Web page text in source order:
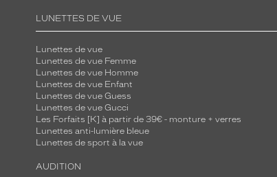
LUNETTES DE VUE
Lunettes de vue
Lunettes de vue Femme
Lunettes de vue Homme
Lunettes de vue Enfant
Lunettes de vue Guess
Lunettes de vue Gucci
Les Forfaits [K] à partir de 39€ - monture + verres
Lunettes anti-lumière bleue
Lunettes de sport à la vue
AUDITION